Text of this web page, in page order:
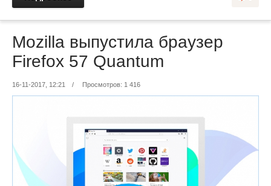
Mozilla выпустила браузер
Firefox 57 Quantum
16-11-2017, 12:21 / Просмотров: 1 416